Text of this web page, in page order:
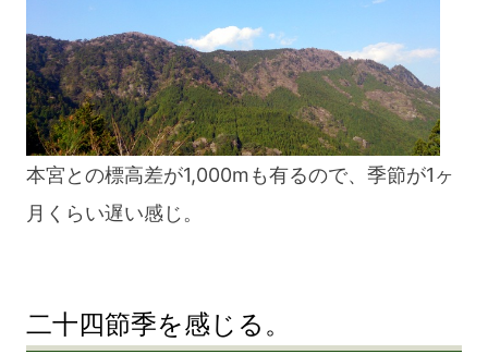
本宮との標高差が1,000mも有るので、季節が1ヶ
月くらい遅い感じ。
二十四節季を感じる。